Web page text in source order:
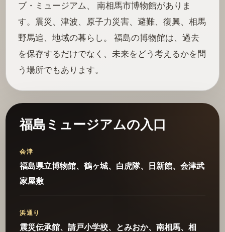
ブ・ミュージアム、 南相馬市博物館がありま
す。震災、津波、原子力災害、避難、復興、相馬
野馬追、地域の暮らし。 福島の博物館は、過去
を保存するだけでなく、未来をどう考えるかを問
う場所でもあります。
福島ミュージアムの入口
会津
福島県立博物館、鶴ヶ城、白虎隊、日新館、会津武
家屋敷
浜通り
震災伝承館、請戸小学校、とみおか、南相馬、相